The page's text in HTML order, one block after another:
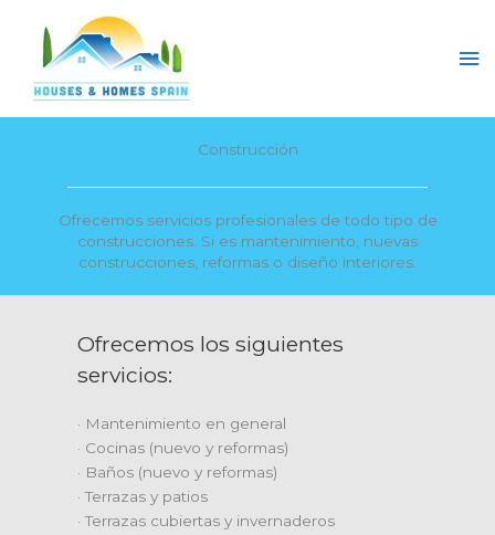
contenido
Construcción
Ofrecemos servicios profesionales de todo tipo de
construcciones. Si es mantenimiento, nuevas
construcciones, reformas o diseño interiores.
Ofrecemos los siguientes
servicios:
· Mantenimiento en general
· Cocinas (nuevo y reformas)
· Baños (nuevo y reformas)
· Terrazas y patios
· Terrazas cubiertas y invernaderos